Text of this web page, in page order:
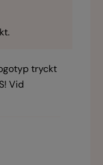
tryckt
Vid